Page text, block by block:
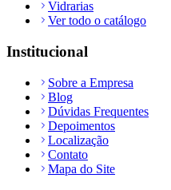
Vidrarias
Ver todo o catálogo
Institucional
Sobre a Empresa
Blog
Dúvidas Frequentes
Depoimentos
Localização
Contato
Mapa do Site